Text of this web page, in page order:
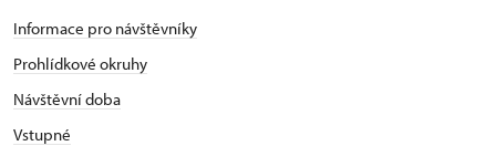
Informace pro návštěvníky
Prohlídkové okruhy
Návštěvní doba
Vstupné